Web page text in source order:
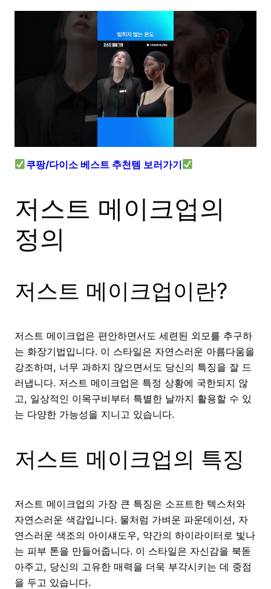
쿠팡/다이소 베스트 추천템 보러가기
저스트 메이크업의
정의
저스트 메이크업이란?
저스트 메이크업은 편안하면서도 세련된 외모를 추구하
는 화장기법입니다. 이 스타일은 자연스러운 아름다움을
강조하며, 너무 과하지 않으면서도 당신의 특징을 잘 드
러냅니다. 저스트 메이크업은 특정 상황에 국한되지 않
고, 일상적인 이목구비부터 특별한 날까지 활용할 수 있
는 다양한 가능성을 지니고 있습니다.
저스트 메이크업의 특징
저스트 메이크업의 가장 큰 특징은 소프트한 텍스처와
자연스러운 색감입니다. 물처럼 가벼운 파운데이션, 자
연스러운 색조의 아이섀도우, 약간의 하이라이터로 빛나
는 피부 톤을 만들어줍니다. 이 스타일은 자신감을 북돋
아주고, 당신의 고유한 매력을 더욱 부각시키는 데 중점
을 두고 있습니다.